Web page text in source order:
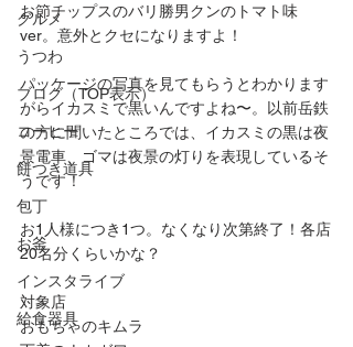
グルメ
うつわ
ブログ（TOP表示）
コーヒー
餅つき道具
包丁
お釜
インスタライブ
給食器具
お節チップスのバリ勝男クンのトマト味
ver。意外とクセになりますよ！
パッケージの写真を見てもらうとわかります
がらイカスミで黒いんですよね〜。以前岳鉄
の方に聞いたところでは、イカスミの黒は夜
景電車、ゴマは夜景の灯りを表現しているそ
うです！
お1人様につき1つ。なくなり次第終了！各店
20名分くらいかな？
対象店
おもちゃのキムラ